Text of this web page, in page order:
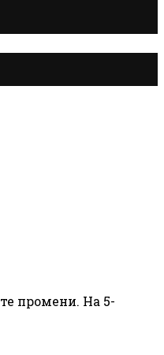
промени. На 5-